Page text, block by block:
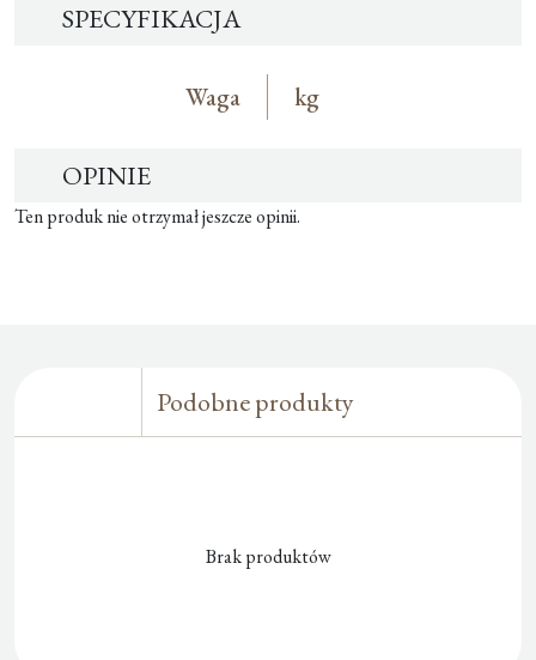
SPECYFIKACJA
Waga kg
OPINIE
Ten produk nie otrzymał jeszcze opinii.
Podobne produkty
Brak produktów